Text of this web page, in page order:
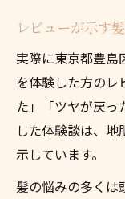
レビューが示す
実際に東京都豊島
を体験した方のレ
た」「ツヤが戻っ
した体験談は、
示しています。
髪の悩みの多くは